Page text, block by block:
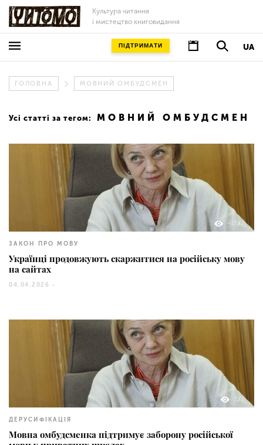
Культура читання
і мистецтво книговидання
UA
ПІДТРИМАТИ
ГОЛОВНА МОВНИЙ ОМБУДСМЕН
Усі статті за тегом: МОВНИЙ ОМБУДСМЕН
41592
ЗАКОН ПРО МОВУ
Українці продовжують скаржитися на російську мову
на сайтах
04.04.2026 -
273
ДЕРУСИФІКАЦІЯ
Мовна омбудсменка підтримує заборону російської